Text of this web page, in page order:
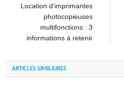
Location d’imprimantes
photocopieuses
multifonctions : 3
informations à retenir
ARTICLES SIMILAIRES